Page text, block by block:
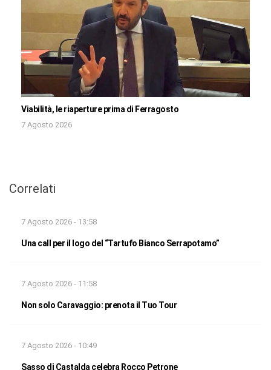
Viabilità, le riaperture prima di Ferragosto
7 Agosto 2026
Correlati
7 Agosto 2026 - 13:58
Una call per il logo del “Tartufo Bianco Serrapotamo”
7 Agosto 2026 - 11:58
Non solo Caravaggio: prenota il Tuo Tour
7 Agosto 2026 - 10:49
Sasso di Castalda celebra Rocco Petrone